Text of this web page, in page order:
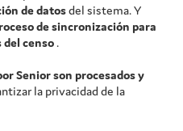
de datosdel sistema. Y
de sincronización para
del censo.
Senior son procesados y
la privacidad de la